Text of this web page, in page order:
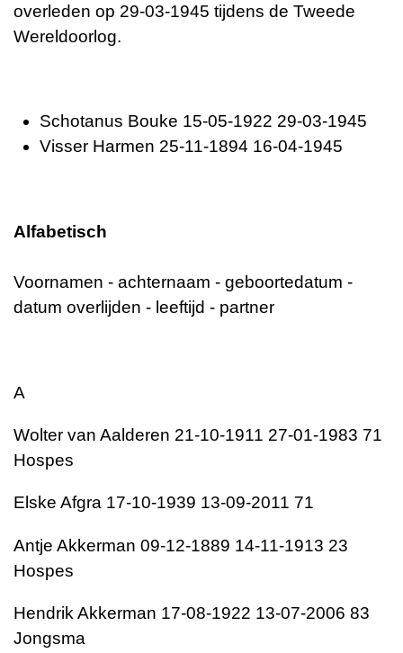
overleden op 29-03-1945 tijdens de Tweede
Wereldoorlog.
Schotanus Bouke 15-05-1922 29-03-1945
Visser Harmen 25-11-1894 16-04-1945
Alfabetisch
Voornamen - achternaam - geboortedatum -
datum overlijden - leeftijd - partner
A
Wolter van Aalderen 21-10-1911 27-01-1983 71
Hospes
Elske Afgra 17-10-1939 13-09-2011 71
Antje Akkerman 09-12-1889 14-11-1913 23
Hospes
Hendrik Akkerman 17-08-1922 13-07-2006 83
Jongsma